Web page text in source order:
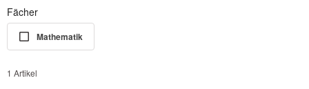
Fächer
Mathematik
1 Artikel